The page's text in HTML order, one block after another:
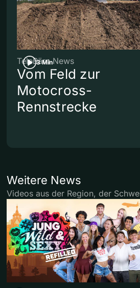
3 Min
TeleBärn News
Vom Feld zur
Motocross-
Rennstrecke
Weitere News
Videos aus der Region, der